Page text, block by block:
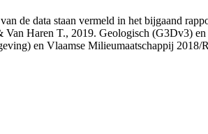
de data staan vermeld in het bijgaand
Haren T., 2019. Geologisch (G3Dv3)
en Vlaamse Milieumaatschappij